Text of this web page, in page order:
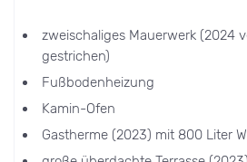
zweischaliges Mauerwerk (2024
gestrichen)
Fußbodenheizung
Kamin-Ofen
Gastherme (2023) mit 800 Liter